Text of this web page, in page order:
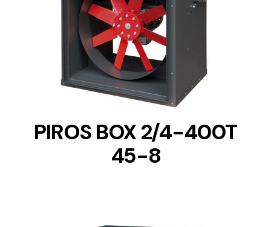
DETAILS
PIROS BOX 2/4-400T
45-8